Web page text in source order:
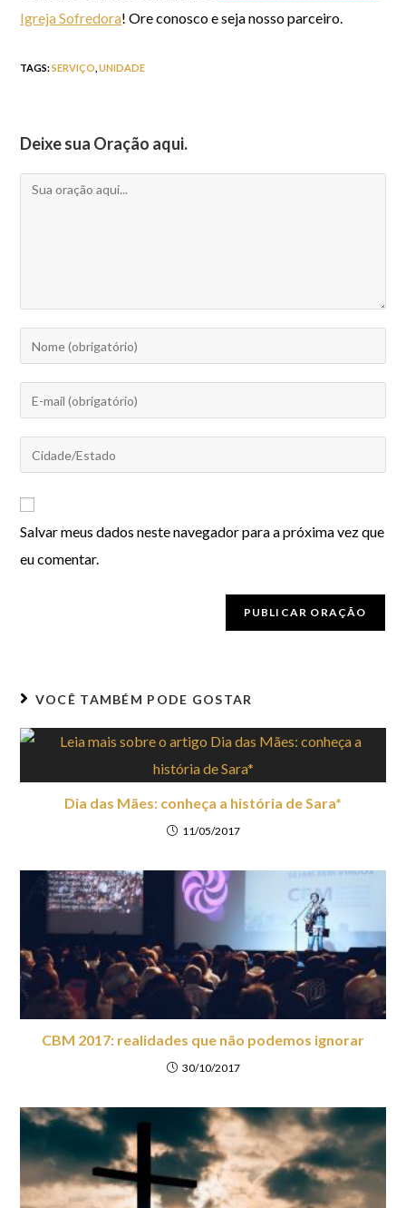
Igreja Sofredora! Ore conosco e seja nosso parceiro.
TAGS:SERVIÇO UNIDADE
Deixe sua Oração aqui.
Salvar meus dados neste navegador para a próxima vez que
eu comentar.
VOCÊ TAMBÉM PODE GOSTAR
Dia das Mães: conheça a história de Sara*
11/05/2017
CBM 2017: realidades que não podemos ignorar
30/10/2017